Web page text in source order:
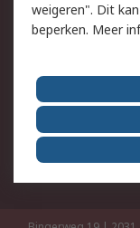
Algemene
Over RS
RS Group
RS wereldwijd
ESG
weigeren". Dit
beperken. Meer